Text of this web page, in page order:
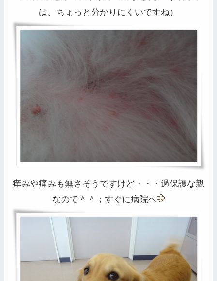
は、ちょっと分かりにくいですね）
痒みや痛みも無さそうですけど・・・過保護な親
なので＾＾；すぐに病院へ